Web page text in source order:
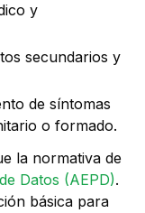
y
secundarios y
de síntomas
o formado.
la normativa de
Datos (AEPD).
básica para